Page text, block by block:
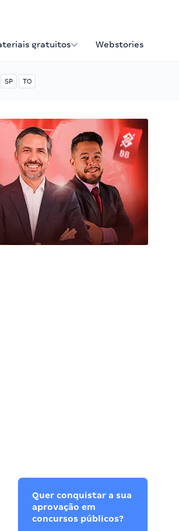
gratuitos Webstories
SP TO
Quer conquistar a sua
aprovação em
concursos públicos?